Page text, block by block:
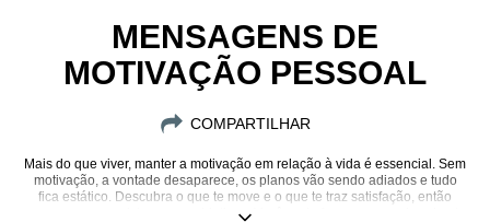
MENSAGENS E FRASES MENSAGENS DE ANIVERSÁRIO
MENSAGENS DE
MOTIVAÇÃO PESSOAL
COMPARTILHAR
Mais do que viver, manter a motivação em relação à vida é essencial. Sem
motivação, a vontade desaparece, os planos vão sendo adiados e tudo
fica estático. Descubra o que te move e o que te traz satisfação, então
corra para conquistar esses objetivos. Você pode fazer o que quiser, basta